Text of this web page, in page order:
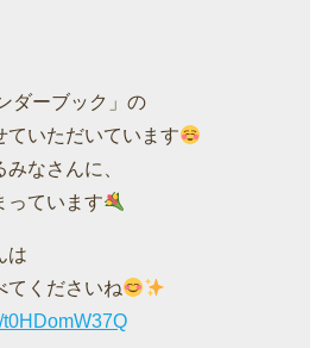
ダーブック」の
ていただいています
なさんに、
っています
は
てくださいね